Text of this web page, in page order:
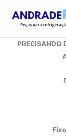
para
conteúdo
PRECISANDO